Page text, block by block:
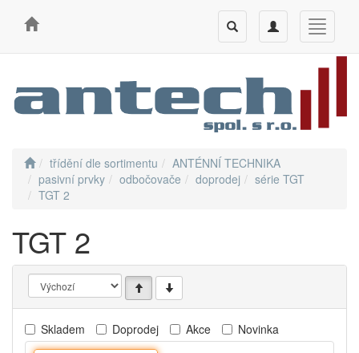
Toggle
Toggle
navigation
Toggle
search
třídění dle sortimentu
ANTÉNNÍ TECHNIKA
pasivní prvky
odbočovače doprodej
série TGT
TGT 2
TGT 2
Skladem Doprodej Akce Novinka